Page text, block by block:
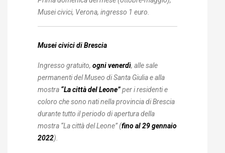
Musei civici, Verona, ingresso 1 euro.
Musei civici di Brescia
Ingresso gratuito, ogni venerdì, alle sale
permanenti del Museo di Santa Giulia e alla
mostra “La città del Leone”per i residenti e
coloro che sono nati nella provincia di Brescia
durante tutto il periodo di apertura della
mostra “La città del Leone” (fino al 29 gennaio
2022).